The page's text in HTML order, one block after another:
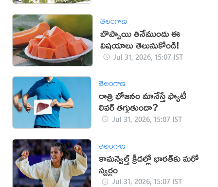
తెలంగాణ
బొప్పాయి తినేముందు ఈ
విషయాలు తెలుసుకోండి!
Jul 31, 2026, 15:07 IST
తెలంగాణ
రాత్రి భోజనం మానేస్తే ఫ్యాటీ
లివర్ తగ్గుతుందా?
Jul 31, 2026, 15:07 IST
తెలంగాణ
కామన్వెల్త్ క్రీడల్లో భారత్‌కు మరో
స్వర్ణం
Jul 31, 2026, 15:07 IST